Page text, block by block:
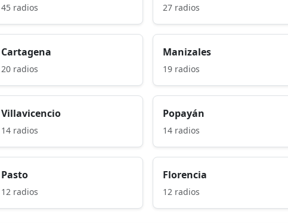
45 radios 27 radios
Cartagena
20 radios
Manizales
19 radios
Villavicencio
14 radios
Popayán
14 radios
Pasto
12 radios
Florencia
12 radios